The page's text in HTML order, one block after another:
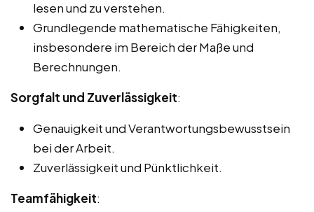
lesen und zu verstehen.
Grundlegende mathematische Fähigkeiten,
insbesondere im Bereich der Maße und
Berechnungen.
Sorgfalt und Zuverlässigkeit:
Genauigkeit und Verantwortungsbewusstsein
bei der Arbeit.
Zuverlässigkeit und Pünktlichkeit.
Teamfähigkeit: